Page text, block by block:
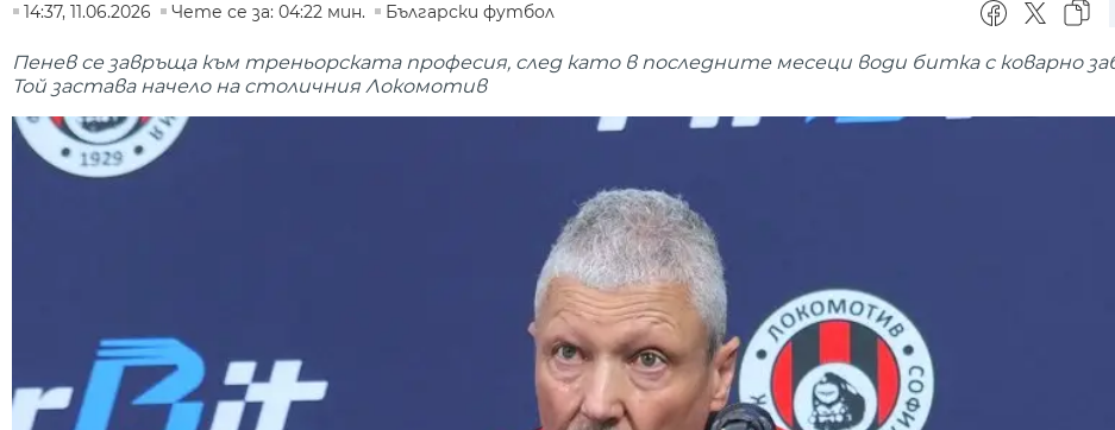
14:37, 11.06.2026
Чете се за: 04:22 мин. Български футбол
Пенев се завръща към треньорската професия, след като в последните месеци води битка с коварно
Той застава начело на столичния Локомотив